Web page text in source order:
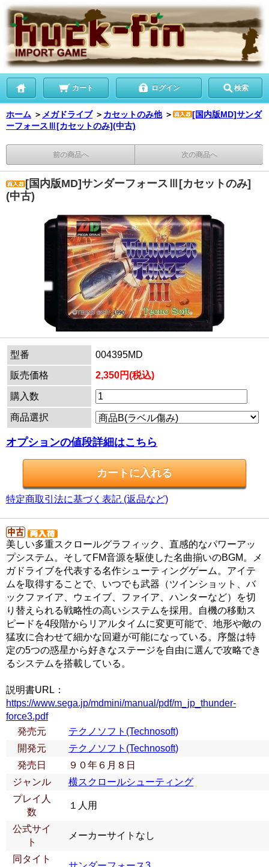
カート ログイン 検索
ホーム ＞ メガドライブ ＞ カセットのみ他 ＞
[国内版MD]サンダ
ーフォースⅢ[カセットのみ](中古)
前の商品へ 次の商品へ
[国内版MD]サンダーフォースⅢ[カセットのみ]
(中古)
型番
004395MD
販売価格
2,350円(税込)
購入数
商品選択
オプションの値段詳細はこちら
特定商取引法に基づく表記 (返品など)
美しい多重スクロールグラフィック、直感的なパワーアッ
プシステム。そしてFM音源を駆使した名曲揃いのBGM。メ
ガドライブを代表する名作シューティングゲーム。アイテ
ムを取得することで、いつでも武器（ツインショット、バ
ックファイア、ウェイブ、ファイア、ハンターなど）を切
り替えられる戦略性の高いシステムを採用。自機の移動ス
ピードを4段階からリアルタイムに変更可能で、地形や敵の
猛攻に合わせて細かな回避が可能になっている。序盤は特
定の5つの惑星から好きなステージを自由に選んで攻略でき
るシステムを搭載している。
説明書URL：
https://www.sega.jp/mdmini/manual/pdf/m_jp_thunder-
force3.pdf
発売元
テクノソフト(Technosoft)
開発元
テクノソフト(Technosoft)
発売日
９０年６月８日
ジャンル
横スクロールシューティング
プレイ人
数
１人用
公式サイ
ト
メーカーサイトなし
同タイト